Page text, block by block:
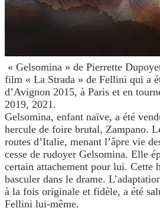
« Gelsomina » de Pierrette
film « La Strada » de Fellini qui a
d’Avignon 2015, à Paris et en
2019, 2021.
Gelsomina, enfant naïve, a été
hercule de foire brutal, Zampano.
routes d’Italie, menant l’âpre vie
cesse de rudoyer Gelsomina. Elle
certain attachement pour lui. Cette
basculer dans le drame.
à la fois originale et fidèle, a été
Fellini lui-même.